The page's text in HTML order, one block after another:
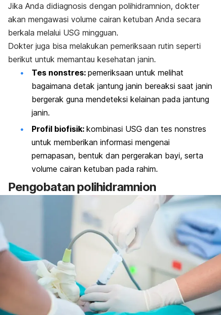
Jika Anda didiagnosis dengan polihidramnion, dokter
akan mengawasi volume cairan ketuban Anda secara
berkala melalui USG mingguan.
Dokter juga bisa melakukan pemeriksaan rutin seperti
berikut untuk memantau kesehatan janin.
Tes nonstres: pemeriksaan untuk melihat
bagaimana detak jantung janin bereaksi saat janin
bergerak guna mendeteksi kelainan pada jantung
janin.
Profil biofisik: kombinasi USG dan tes nonstres
untuk memberikan informasi mengenai
pernapasan, bentuk dan pergerakan bayi, serta
volume cairan ketuban pada rahim.
Pengobatan polihidramnion